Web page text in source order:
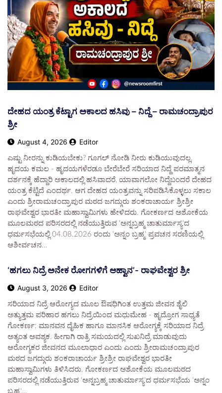
ದೇಹದ ಯಂತ್ರ ಕೆಟ್ಟಾಗ ಅಕಾಲದ ಹಸಿವು – ನಿದ್ದೆ – ರಾಮಚಂದ್ರಾಪುರ
ಶ್ರೀ
August 4, 2026 Editor
ಎಷ್ಟು ನೀರನ್ನು ಕುಡಿಯಬೇಕು? ಗೂಗಲ್ ನೋಡಿ ನೀರು ಕುಡಿಯುವುದಲ್ಲ.
ಹೃದಯ ಕಮಲ - ಹೃದಯಗಳೆರಡೂ ಬೇರೆಬೇರೆ ಸರಿಯಾದ ನಿದ್ದೆ ಪರಮಾತ್ಮನ
ದರ್ಶನಕ್ಕೆ ಹೆದ್ದಾರಿ ಅಕಾಲದಲ್ಲಿ ಹಸಿವಾದರೆ, ಯಾವಾಗಲೋ ನಿದ್ದೆಬಂದರೆ ದೇಹದ
ಯಂತ್ರ ಕೆಟ್ಟಿದೆ ಎಂದರ್ಥ. ಆಗ ದೇಹದ ಯಂತ್ರವನ್ನು ಸರಿಪಡಿಸಿಕೊಳ್ಳಲು ಸಕಾಲ
ಎಂದು ಶ್ರೀರಾಮಚಂದ್ರಾಪುರ ಮಠದ ಜಗದ್ಗುರು ಶಂಕರಾಚಾರ್ಯ ಶ್ರೀಶ್ರೀ
ರಾಘವೇಶ್ವರ ಭಾರತೀ ಮಹಾಸ್ವಾಮಿಗಳು ಹೇಳಿದರು. ಗೋಕರ್ಣದ ಅಶೋಕೆಯ
ಮೂಲಮಠದ ಪರಿಸರದಲ್ಲಿ ನಡೆಯುತ್ತಿರುವ 'ಅನ್ನಬ್ರಹ್ಮ ಚಾತುರ್ಮಾಸ್ಯ'ದ
ಧರ್ಮಸಭೆಯಲ್ಲಿ 04.08.2026 ರಂದು 'ಅನ್ನಂ ಬ್ರಹ್ಮ' ಪ್ರವಚನ ಸರಣಿಯಲ್ಲಿ
ಆಶೀರ್ವಚನ…
‘ಹಗಲು ನಿದ್ರೆ ಅನೇಕ ರೋಗಗಳಿಗೆ ಆಹ್ವಾನʼ- ರಾಘವೇಶ್ವರ ಶ್ರೀ
August 3, 2026 Editor
ಸರಿಯಾದ ನಿದ್ರೆ ಆರೋಗ್ಯದ ಮೂಲ ಔಷಧಿಗಿಂತ ಉತ್ತಮ ಜೀವನ ಶೈಲಿ
ಅತ್ಯುತ್ತಮ ಪರಿಹಾರ ಹಗಲು ನಿದ್ರೆಯಿಂದ ಮಧುಮೇಹ - ಹೃದ್ರೋಗ ಸಾಧ್ಯತೆ
ಗೋಕರ್ಣ: ಮಾನವನ ದೈಹಿಕ ಹಾಗೂ ಮಾನಸಿಕ ಆರೋಗ್ಯಕ್ಕೆ ಸರಿಯಾದ ನಿದ್ರೆ
ಅತ್ಯಂತ ಅವಶ್ಯಕ. ಹೀಗಾಗಿ ರಾತ್ರಿ ಸಮಯದಲ್ಲಿ ಸುಖನಿದ್ರೆ ಮಾಡುವುದು
ಆರೋಗ್ಯಕರ ಜೀವನದ ಮೂಲಾಧಾರ ಎಂದು ಎಂದು ಶ್ರೀರಾಮಚಂದ್ರಾಪುರ
ಮಠದ ಜಗದ್ಗುರು ಶಂಕರಾಚಾರ್ಯ ಶ್ರೀಶ್ರೀ ರಾಘವೇಶ್ವರ ಭಾರತೀ
ಮಹಾಸ್ವಾಮಿಗಳು ತಿಳಿಸಿದರು. ಗೋಕರ್ಣದ ಅಶೋಕೆಯ ಮೂಲಮಠದ
ಪರಿಸರದಲ್ಲಿ ನಡೆಯುತ್ತಿರುವ 'ಅನ್ನಬ್ರಹ್ಮ ಚಾತುರ್ಮಾಸ್ಯ'ದ ಧರ್ಮಸಭೆಯ 'ಅನ್ನಂ
ಬ್ರಹ್ಮ'…